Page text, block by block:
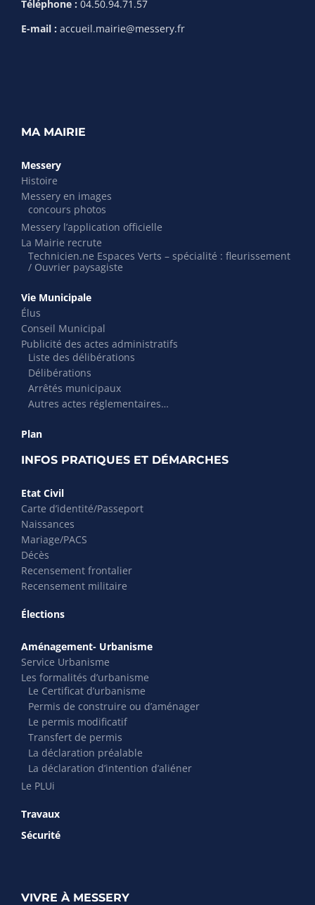
Téléphone : 04.50.94.71.57
E-mail : accueil.mairie@messery.fr
MA MAIRIE
Messery
Histoire
Messery en images
concours photos
Messery l’application officielle
La Mairie recrute
Technicien.ne Espaces Verts – spécialité : fleurissement
/ Ouvrier paysagiste
Vie Municipale
Élus
Conseil Municipal
Publicité des actes administratifs
Liste des délibérations
Délibérations
Arrêtés municipaux
Autres actes réglementaires…
Plan
INFOS PRATIQUES ET DÉMARCHES
Etat Civil
Carte d’identité/Passeport
Naissances
Mariage/PACS
Décès
Recensement frontalier
Recensement militaire
Élections
Aménagement- Urbanisme
Service Urbanisme
Les formalités d’urbanisme
Le Certificat d’urbanisme
Permis de construire ou d’aménager
Le permis modificatif
Transfert de permis
La déclaration préalable
La déclaration d’intention d’aliéner
Le PLUi
Travaux
Sécurité
VIVRE À MESSERY